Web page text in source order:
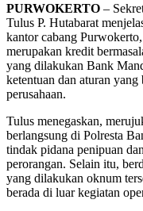
PURWOKERTO –
Tulus P. Hutabarat
kantor cabang
merupakan kredit
yang dilakukan Bank
ketentuan dan aturan
perusahaan.
Tulus menegaskan,
berlangsung di Polresta
tindak pidana penipuan
perorangan. Selain itu,
yang dilakukan oknum
berada di luar kegiatan